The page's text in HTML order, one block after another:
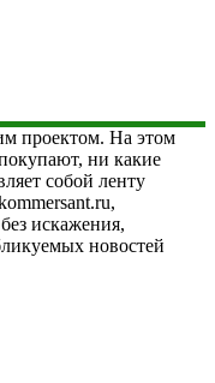
проектом. На этом
ни какие
собой ленту
искажения,
новостей